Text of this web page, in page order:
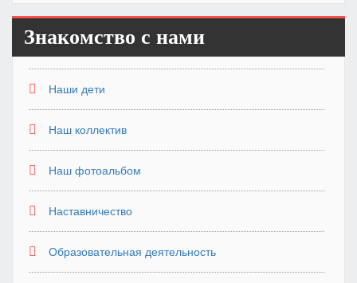
Знакомство с нами
Наши дети
Наш коллектив
Наш фотоальбом
Наставничество
Образовательная деятельность